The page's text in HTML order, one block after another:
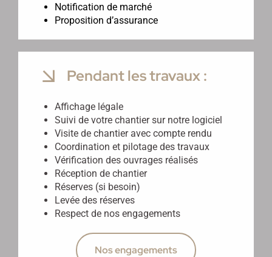
Notification de marché
Proposition d’assurance
Pendant les travaux :
Affichage légale
Suivi de votre chantier sur notre logiciel
Visite de chantier avec compte rendu
Coordination et pilotage des travaux
Vérification des ouvrages réalisés
Réception de chantier
Réserves (si besoin)
Levée des réserves
Respect de nos engagements
Nos engagements